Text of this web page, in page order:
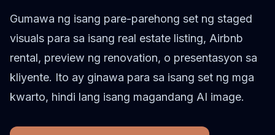
Kalkulador ng Sukat ng Alpombra
Suriin kung Kasya ang Muwebles
Suriin ang daanan bago bumili ng sofa o mesa.
Maliliit na Espasyo
Gumawa ng isang pare-parehong set ng staged
visuals para sa isang real estate listing, Airbnb
rental, preview ng renovation, o presentasyon sa
kliyente. Ito ay ginawa para sa isang set ng mga
kwarto, hindi lang isang magandang AI image.